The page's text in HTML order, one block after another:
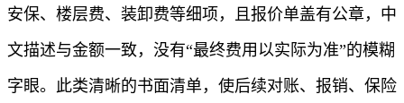
安保、楼层费、装卸费等细项，且报价单盖有公章，中
文描述与金额一致，没有“最终费用以实际为准”的模糊
字眼。此类清晰的书面清单，使后续对账、报销、保险